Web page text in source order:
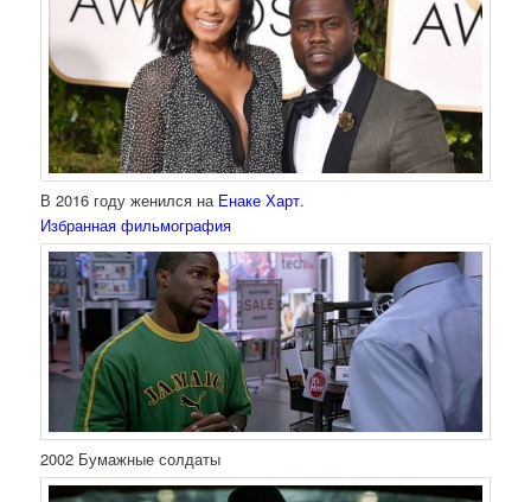
В 2016 году женился наЕнаке Харт.
Избранная фильмография
2002 Бумажные солдаты